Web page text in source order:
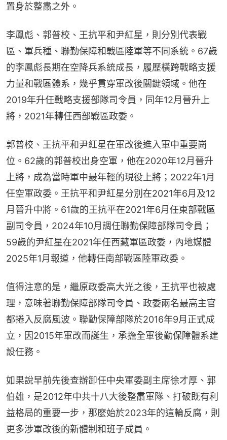
置身於整肅之外。
李鳳彪、郭普校、王抗平和尹紅星，則分別代表戰
區、軍兵種、聯勤保障和戰區陸軍等不同系統。67歲
的李鳳彪長期在空降兵系統成長，履歷橫跨戰略支援
力量和戰區體系，幾乎貫穿軍改後關鍵領域。他在
2019年升任戰略支援部隊司令員，同年12月晉升上
將，2021年轉任西部戰區政委。
郭普校、王抗平和尹紅星在軍改後進入軍中重要崗
位。62歲的郭普校出身空軍，他在2020年12月晉升
上將，成為當時軍中最年輕的現役上將；2022年1月
任空軍政委。王抗平和尹紅星分別在2021年6月及12
月晉升中將。61歲的王抗平在2021年6月任東部戰區
副司令員，2024年10月調任聯勤保障部隊司令員；
59歲的尹紅星在2021年任西藏軍區政委，內地媒體
2025年1月報道，他轉任南部戰區陸軍政委。
值得注意的是，繼原政委高大光之後，王抗平也被處
理，意味著聯勤保障部隊司令員、政委兩名最高主官
都捲入反腐風波。聯勤保障部隊於2016年9月正式成
立，因2015年軍改而誕生，承擔全軍後勤保障體系建
設任務。
如果說早前先後查辦卸任中央軍委副主席徐才厚、郭
伯雄，是2012年中共十八大後整肅軍隊、打破既有利
益格局的重要一步，那麼始於2023年的這輪反腐，則
更多涉軍改後的新體制和班子成員。